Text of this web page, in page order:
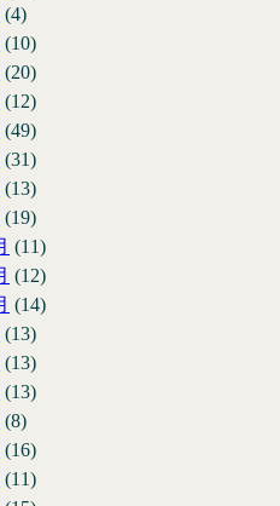
(4)
(10)
(20)
(12)
(49)
(31)
(13)
(19)
(11)
(12)
(14)
(13)
(13)
(13)
(8)
(16)
(11)